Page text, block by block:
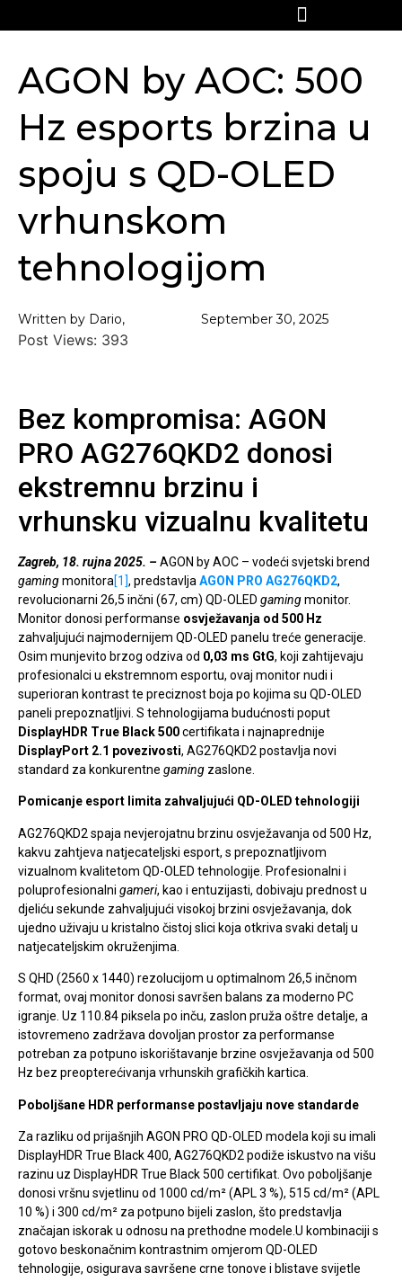
AGON by AOC: 500
Hz esports brzina u
spoju s QD-OLED
vrhunskom
tehnologijom
Written by Dario, September 30, 2025
Post Views: 393
Bez kompromisa: AGON
PRO AG276QKD2 donosi
ekstremnu brzinu i
vrhunsku vizualnu kvalitetu
Zagreb, 18. rujna 2025. –AGON by AOC – vodeći svjetski brend
gamingmonitora[1], predstavlja AGON PRO AG276QKD2,
revolucionarni 26,5 inčni (67, cm) QD-OLED gamingmonitor.
Monitor donosi performanse osvježavanja od 500 Hz
zahvaljujući najmodernijem QD-OLED panelu treće generacije.
Osim munjevito brzog odziva od 0,03 ms GtG, koji zahtijevaju
profesionalci u ekstremnom esportu, ovaj monitor nudi i
superioran kontrast te preciznost boja po kojima su QD-OLED
paneli prepoznatljivi. S tehnologijama budućnosti poput
DisplayHDR True Black 500certifikata i najnaprednije
DisplayPort 2.1 povezivosti, AG276QKD2 postavlja novi
standard za konkurentne gaming zaslone.
Pomicanje esport limita zahvaljujući QD-OLED tehnologiji
AG276QKD2 spaja nevjerojatnu brzinu osvježavanja od 500 Hz,
kakvu zahtjeva natjecateljski esport, s prepoznatljivom
vizualnom kvalitetom QD-OLED tehnologije. Profesionalni i
poluprofesionalni gameri, kao i entuzijasti, dobivaju prednost u
djeliću sekunde zahvaljujući visokoj brzini osvježavanja, dok
ujedno uživaju u kristalno čistoj slici koja otkriva svaki detalj u
natjecateljskim okruženjima.
S QHD (2560 x 1440) rezolucijom u optimalnom 26,5 inčnom
format, ovaj monitor donosi savršen balans za moderno PC
igranje. Uz 110.84 piksela po inču, zaslon pruža oštre detalje, a
istovremeno zadržava dovoljan prostor za performanse
potreban za potpuno iskorištavanje brzine osvježavanja od 500
Hz bez preopterećivanja vrhunskih grafičkih kartica.
Poboljšane HDR performanse postavljaju nove standarde
Za razliku od prijašnjih AGON PRO QD-OLED modela koji su imali
DisplayHDR True Black 400, AG276QKD2 podiže iskustvo na višu
razinu uz DisplayHDR True Black 500 certifikat. Ovo poboljšanje
donosi vršnu svjetlinu od 1000 cd/m² (APL 3 %), 515 cd/m² (APL
10 %) i 300 cd/m² za potpuno bijeli zaslon, što predstavlja
značajan iskorak u odnosu na prethodne modele.U kombinaciji s
gotovo beskonačnim kontrastnim omjerom QD-OLED
tehnologije, osigurava savršene crne tonove i blistave svijetle